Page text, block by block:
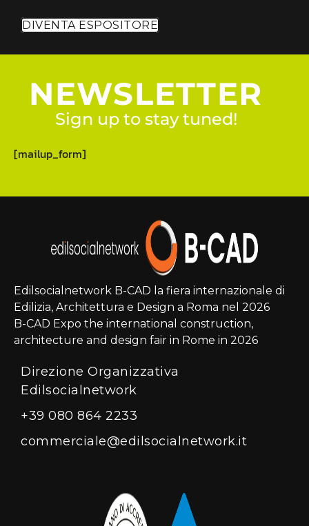
DIVENTA ESPOSITORE
NEWSLETTER
Sign up to stay tuned!
[mailup_form]
Edilsocialnetwork B-CAD la fiera internazionale di
Edilizia, Architettura e Design a Roma nel 2026
B-CAD Expo the international construction,
architecture and design fair in Rome in 2026
Direzione Organizzativa
Edilsocialnetwork
+39 080 864 2233
commerciale@edilsocialnetwork.it